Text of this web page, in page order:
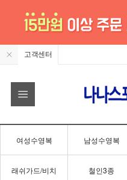
고객센터
여성수영복 남성수영복
래쉬가드/비치 철인3종